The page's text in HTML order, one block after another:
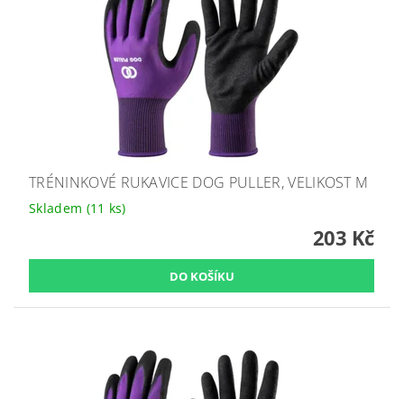
TRÉNINKOVÉ RUKAVICE DOG PULLER, VELIKOST M
Skladem (11 ks)
203 Kč